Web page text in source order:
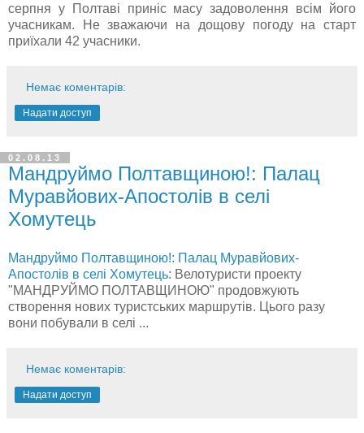
серпня у Полтаві приніс масу задоволення всім його
учасникам. Не зважаючи на дощову погоду на старт
приїхали 42 учасники.
Немає коментарів:
Надати доступ
02.08.13
Мандруймо Полтавщиною!: Палац
Муравйових-Апостолів в селі
Хомутець
Мандруймо Полтавщиною!: Палац Муравйових-
Апостолів в селі Хомутець: Велотуристи проекту
"МАНДРУЙМО ПОЛТАВЩИНОЮ" продовжують
створення нових туристських маршрутів. Цього разу
вони побували в селі ...
Немає коментарів:
Надати доступ